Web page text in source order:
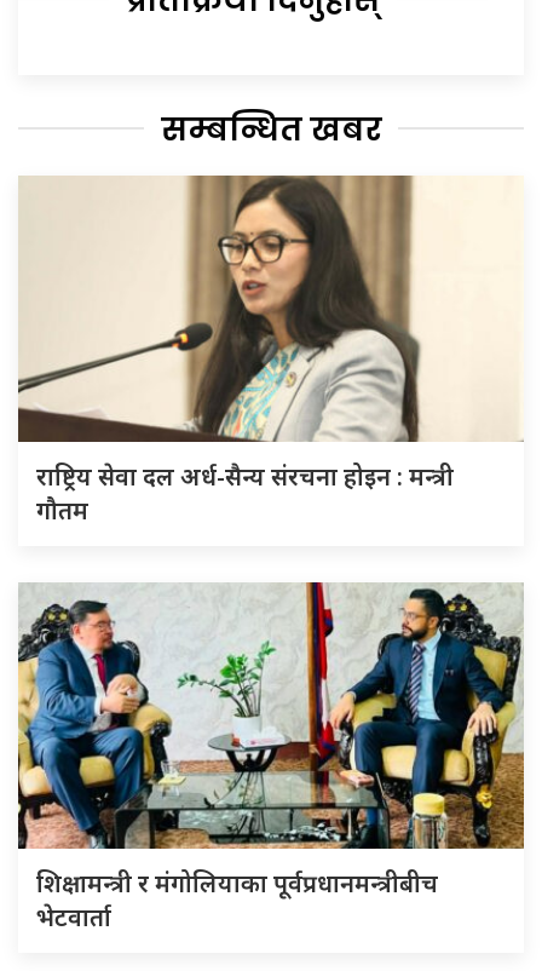
सम्बन्धित खबर
राष्ट्रिय सेवा दल अर्ध-सैन्य संरचना होइन : मन्त्री
गौतम
शिक्षामन्त्री र मंगोलियाका पूर्वप्रधानमन्त्रीबीच
भेटवार्ता